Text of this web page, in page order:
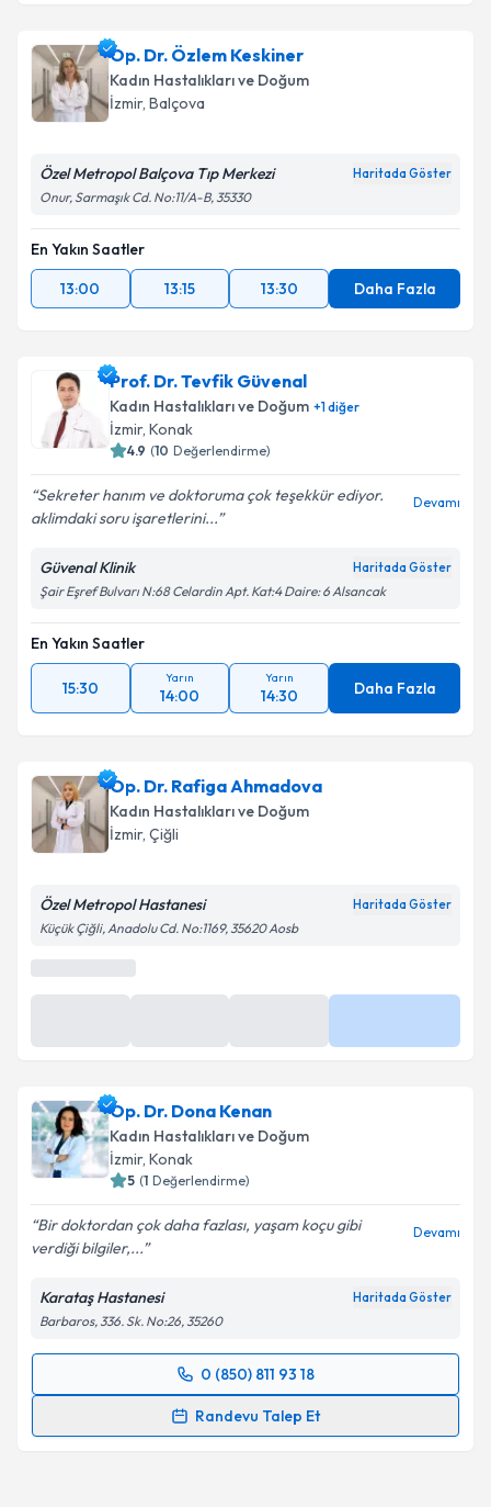
Op. Dr. Özlem Keskiner
Kadın Hastalıkları ve Doğum
İzmir, Balçova
Özel Metropol Balçova Tıp Merkezi Haritada Göster
Onur, Sarmaşık Cd. No:11/A-B, 35330
En Yakın Saatler
13:00
13:15 13:30 Daha Fazla
Prof. Dr. Tevfik Güvenal
Kadın Hastalıkları ve Doğum +1diğer
İzmir, Konak
4.9 (10 Değerlendirme)
Sekreter hanım ve doktoruma çok teşekkür ediyor.
aklimdaki soru işaretlerini...
Devamı
Güvenal Klinik Haritada Göster
Şair Eşref Bulvarı N:68 Celardin Apt. Kat:4 Daire: 6 Alsancak
En Yakın Saatler
15:30
Yarın
14:00
Yarın
14:30 Daha Fazla
Op. Dr. Rafiga Ahmadova
Kadın Hastalıkları ve Doğum
İzmir, Çiğli
Özel Metropol Hastanesi Haritada Göster
Küçük Çiğli, Anadolu Cd. No:1169, 35620 Aosb
Op. Dr. Dona Kenan
Kadın Hastalıkları ve Doğum
İzmir, Konak
5 (1 Değerlendirme)
Bir doktordan çok daha fazlası, yaşam koçu gibi
verdiği bilgiler,...
Devamı
Karataş Hastanesi Haritada Göster
Barbaros, 336. Sk. No:26, 35260
0 (850) 811 93 18
Randevu Talep Et
Randevu Takvimi Talebi